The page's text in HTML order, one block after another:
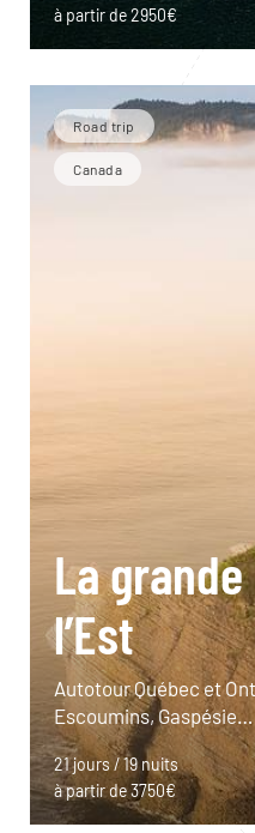
à partir de 2950€
Road trip
Canada
La
l’Est
Autotour Québec et
Escoumins, Gaspésie…
21 jours / 19 nuits
à partir de 3750€